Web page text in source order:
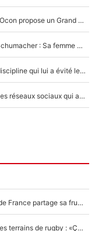
Comme pour le final du Tour de France, Esteban Ocon propose un Grand Prix de Formule 1 à Paris : «Autour de l’Arc de Triomphe, ce serait génial» !
Nouvelle rumeur autour de la santé de Michael Schumacher : Sa femme Corinna sort du silence
F1 - Lewis Hamilton victime de harcèlement, la discipline qui lui a évité le pire : «J'aurais probablement mal tourné»
Lewis Hamilton : Le talent inattendu dévoilé sur les réseaux sociaux qui a impressionné Kim Kardashian pendant leurs vacances en amoureux !
Mis de côté par Fabien Galthié, un joueur du XV de France partage sa frustration : «ils ne me l’ont pas dit tout de suite»
La raison d'être de Matthieu Jalibert en dehors des terrains de rugby : «Ça m'atteint autant que si tu touches à un membre de ma famille»